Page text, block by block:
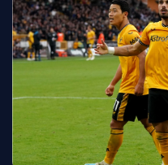
MERCATO
CDM 2026
EDF
LIGUE 1
REAL MADRID
FC BARCELONE
MANCHESTER UNITED